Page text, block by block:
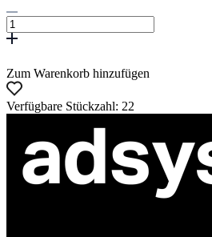
Zum Warenkorb hinzufügen
Verfügbare Stückzahl: 22